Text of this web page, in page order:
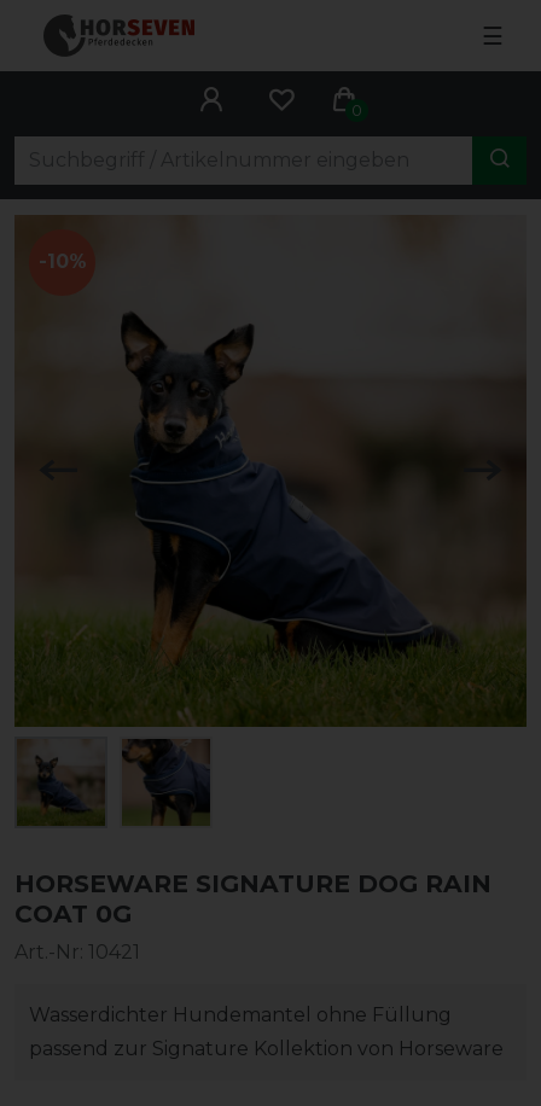
☰
0
-10%
HORSEWARE SIGNATURE DOG RAIN
COAT 0G
Art.-Nr: 10421
Wasserdichter Hundemantel ohne Füllung
passend zur Signature Kollektion von Horseware